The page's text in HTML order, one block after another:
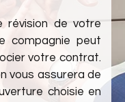
révision de votre
compagnie peut
votre contrat.
vous assurera de
choisie en